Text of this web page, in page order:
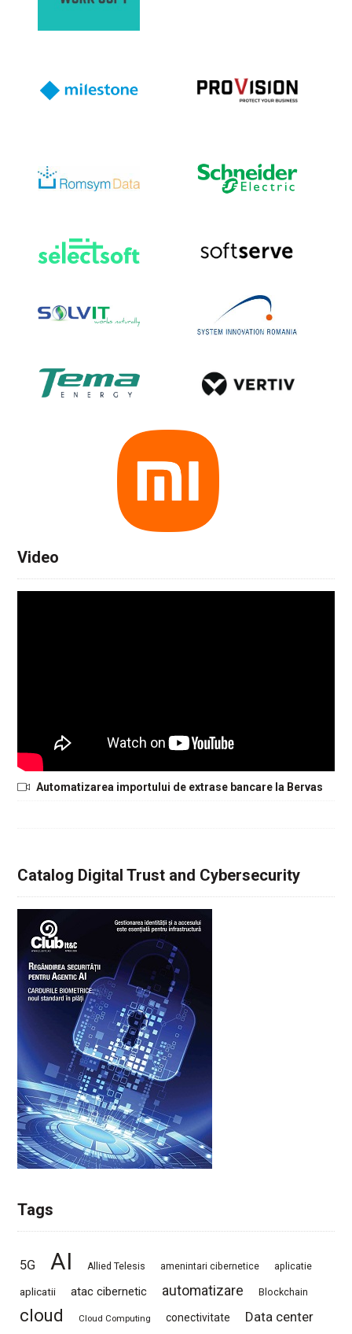
Video
Automatizarea importului de extrase bancare la Bervas
Catalog Digital Trust and Cybersecurity
Tags
5G AI Allied Telesis amenintari cibernetice aplicatie
aplicatii atac cibernetic automatizare Blockchain
cloud Cloud Computing conectivitate Data center